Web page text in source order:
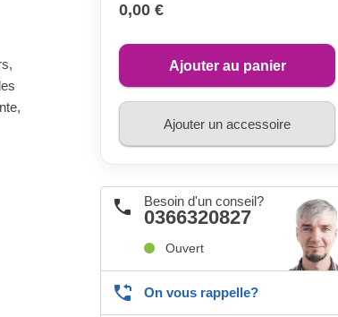
0,00 €
Ajouter au panier
Ajouter un accessoire
Besoin d'un conseil?
0366320827
Ouvert
On vous rappelle?